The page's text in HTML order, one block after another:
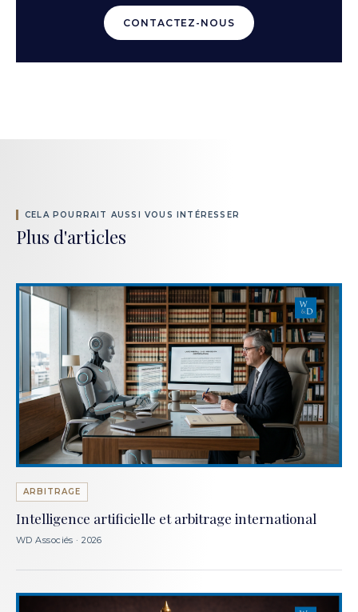
CONTACTEZ-NOUS
CELA POURRAIT AUSSI VOUS INTÉRESSER
Plus d'articles
ARBITRAGE
Intelligence artificielle et arbitrage international
WD Associés · 2026